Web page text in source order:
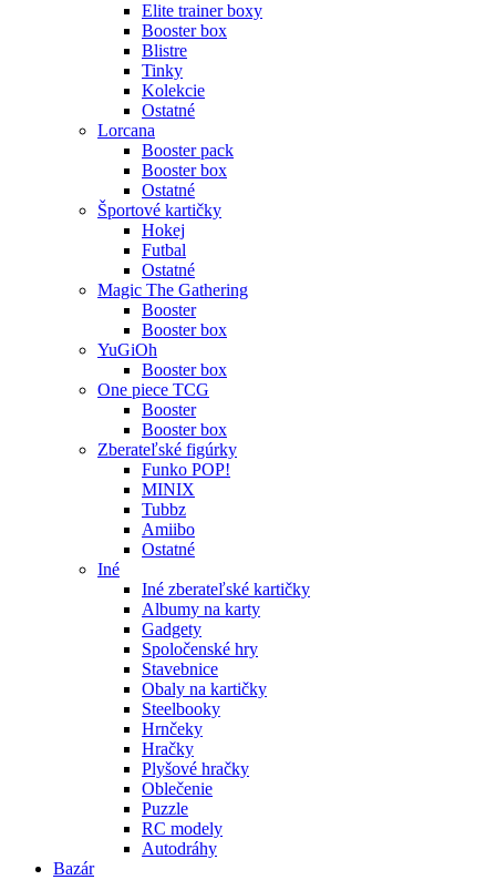
Elite trainer boxy
Booster box
Blistre
Tinky
Kolekcie
Ostatné
Lorcana
Booster pack
Booster box
Ostatné
Športové kartičky
Hokej
Futbal
Ostatné
Magic The Gathering
Booster
Booster box
YuGiOh
Booster box
One piece TCG
Booster
Booster box
Zberateľské figúrky
Funko POP!
MINIX
Tubbz
Amiibo
Ostatné
Iné
Iné zberateľské kartičky
Albumy na karty
Gadgety
Spoločenské hry
Stavebnice
Obaly na kartičky
Steelbooky
Hrnčeky
Hračky
Plyšové hračky
Oblečenie
Puzzle
RC modely
Autodráhy
Bazár